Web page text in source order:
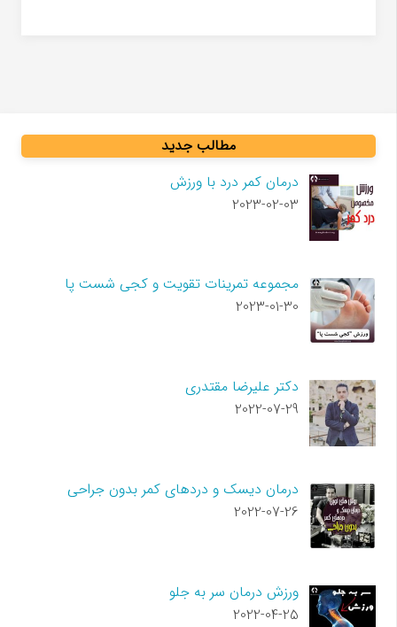
مطالب جدید
درمان کمر درد با ورزش
2023-02-03
مجموعه تمرینات تقویت و کجی شست پا
2023-01-30
دکتر علیرضا مقتدری
2022-07-29
درمان دیسک و دردهای کمر بدون جراحی
2022-07-26
ورزش درمان سر به جلو
2022-04-25